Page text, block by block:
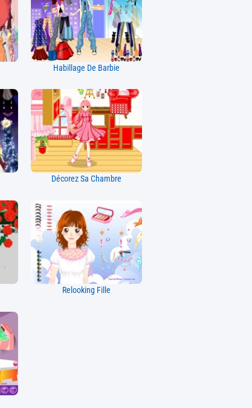
Habillage De Barbie
Décorez Sa Chambre
Relooking Fille